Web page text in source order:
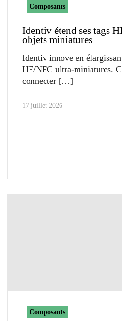
Composants
Identiv étend ses tags
objets miniatures
Identiv innove en
HF/NFC ultra-miniatures.
connecter
17 juillet 2026
Composants